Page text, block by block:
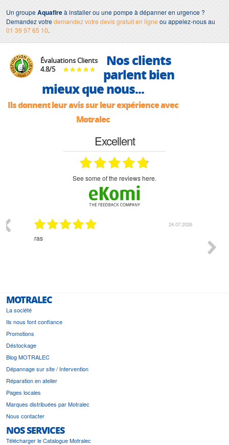
Un groupeAquafireà installer ou une pompe à dépanner en urgence ?
Demandez votredemandez votre devis gratuit en ligne ou appelez-nous au
01 39 97 65 10.
Évaluations Clients
4.8/5
Nos clients
parlent bien
mieux que nous...
Ils donnent leur avis sur leur expérience avec
Motralec
Excellent
see some of the reviews here.
24.07.2026
l'écoute du client et très aimable - cherchant
bonne solution et le matériel convenant à
MOTRALEC
La société
Ils nous font confiance
Promotions
Déstockage
Blog MOTRALEC
Dépannage sur site / Intervention
Réparation en atelier
Pages locales
Marques distribuées par Motralec
Nous contacter
NOS SERVICES
Télécharger le Catalogue Motralec